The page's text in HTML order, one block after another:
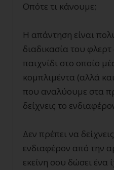
Οπότε τι κάνουμε;
Η απάντηση είναι
διαδικασία του φλερτ
παιχνίδι στο οποίο
κομπλιμέντα (αλλά
που αναλύουμε στα
δείχνεις το
Δεν πρέπει να
ενδιαφέρον από την
εκείνη σου δώσει ένα